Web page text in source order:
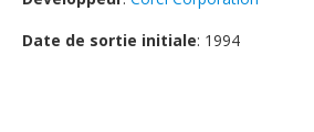
Date de sortie initiale: 1994